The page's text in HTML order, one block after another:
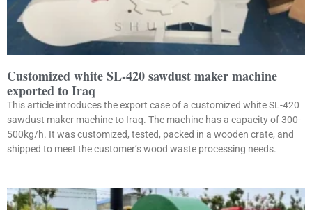
Customized white SL-420 sawdust maker machine
exported to Iraq
This article introduces the export case of a customized white SL-420
sawdust maker machine to Iraq. The machine has a capacity of 300-
500kg/h. It was customized, tested, packed in a wooden crate, and
shipped to meet the customer’s wood waste processing needs.